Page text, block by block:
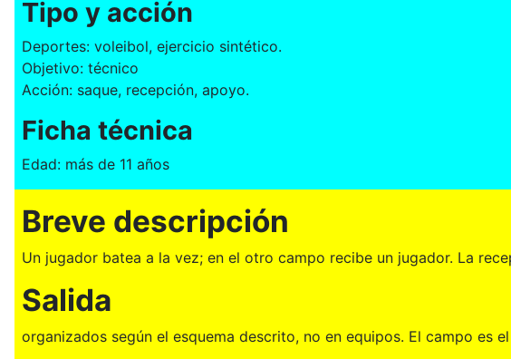
Tipo y acción
Deportes: voleibol, ejercicio sintético.
Objetivo: técnico
Acción: saque, recepción, apoyo.
Ficha técnica
Edad: más de 11 años
Breve descripción
Un jugador batea a la vez; en el otro campo recibe un jugador. La
Salida
organizados según el esquema descrito, no en equipos. El campo